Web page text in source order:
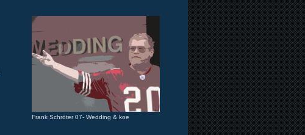
Frank Schröter 07- Wedding & koe